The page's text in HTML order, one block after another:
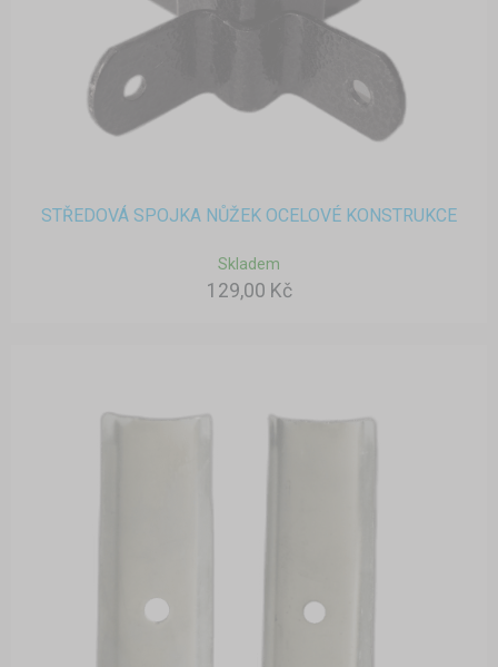
STŘEDOVÁ SPOJKA NŮŽEK OCELOVÉ KONSTRUKCE
Skladem
129,00 Kč